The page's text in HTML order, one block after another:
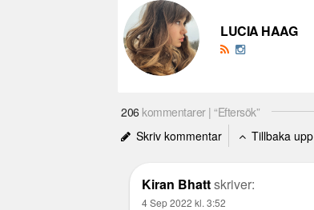
LUCIA HAAG
206 kommentarer | “Eftersök”
Skriv kommentar
Tillbaka upp
Kiran Bhattskriver:
4 Sep 2022 kl. 3:52